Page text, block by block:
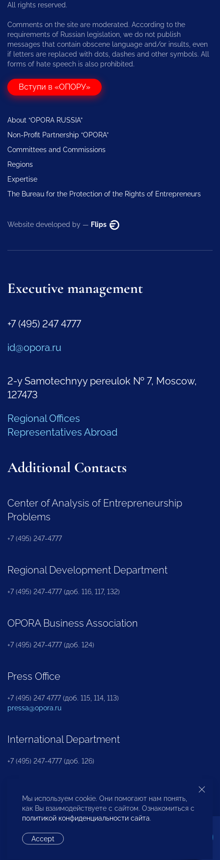
All rights reserved.
Comments on the site are moderated. According to the
requirements of Russian legislation, we do not publish
messages that contain obscene language and/or insults, even
if letters are replaced with dots, dashes and other symbols. All
forms of hate speech is also prohibited.
Вступи в «ОПОРУ»
About “OPORA RUSSIA”
Non-Profit Partnership “OPORA”
Committees and Commissions
Regions
Expertise
The Bureau for the Protection of the Rights of Entrepreneurs
Website developed by — Flips
Executive management
+7 (495) 247 4777
id@opora.ru
2-y Samotechnyy pereulok № 7, Moscow,
127473
Regional Offices
Representatives Abroad
Additional Contacts
Center of Analysis of Entrepreneurship
Problems
+7 (495) 247-4777
Regional Development Department
+7 (495) 247-4777 (доб. 116, 117, 132)
OPORA Business Association
+7 (495) 247-4777 (доб. 124)
Press Office
+7 (495) 247 4777 (доб. 115, 114, 113)
pressa@opora.ru
International Department
+7 (495) 247-4777 (доб. 126)
Business and Investment Rights Protection
Department
Мы используем cookie. Они помогают нам понять,
как Вы взаимодействуете с сайтом. Ознакомиться с
политикой конфиденциальности сайта.
Accept